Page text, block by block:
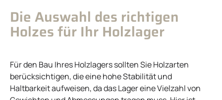
Die Auswahl des richtigen
Holzes für Ihr Holzlager
Für den Bau Ihres Holzlagers sollten Sie Holzarten
berücksichtigen, die eine hohe Stabilität und
Haltbarkeit aufweisen, da das Lager eine Vielzahl von